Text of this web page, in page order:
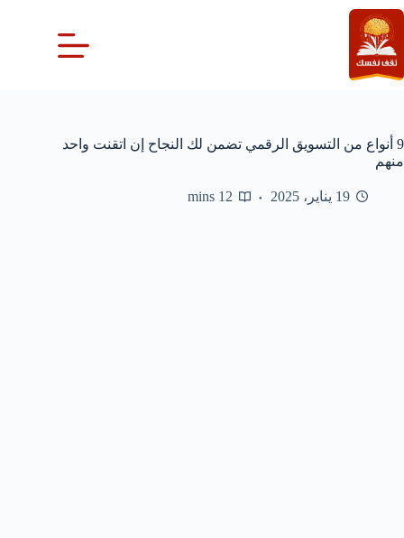
التجاوز
إلى
المحتوى
9 أنواع من التسويق الرقمي تضمن لك النجاح إن اتقنت واحد
منهم
19 يناير، 2025 12 mins